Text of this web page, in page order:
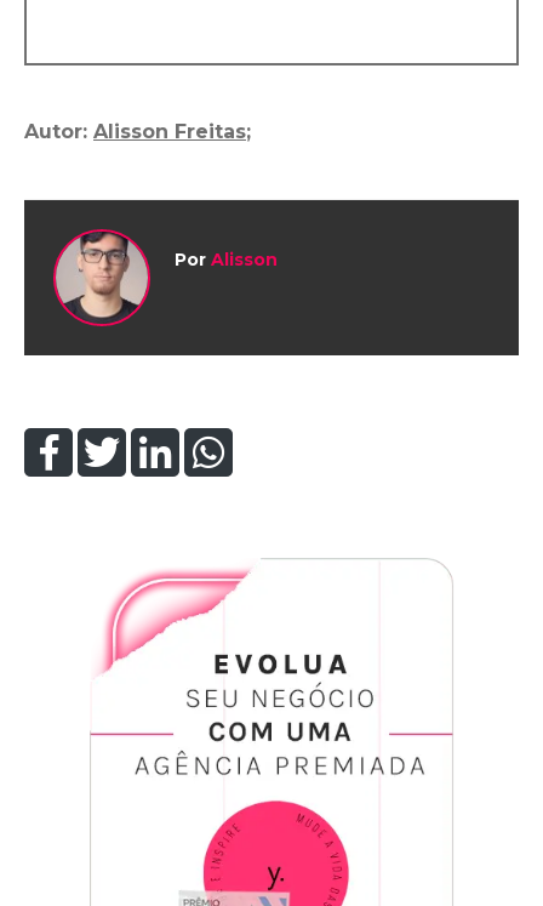
Autor: Alisson Freitas;
Por Alisson